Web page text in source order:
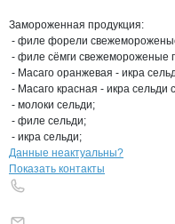
Замороженная продукция:
- филе форели
- филе сёмги свежемороженые
- Масаго оранжевая - икра
- Масаго красная - икра
- молоки сельди;
- филе сельди;
- икра сельди;
Контакты
+7(800)000-00-..
Данные неактуальны?
Показать контакты